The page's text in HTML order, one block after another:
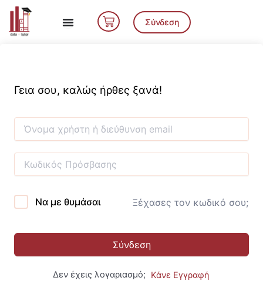
Μετάβαση
περιεχόμενο
Cart Σύνδεση
Γεια σου, καλώς ήρθες ξανά!
Να με θυμάσαι Ξέχασες τον κωδικό σου;
Σύνδεση
Δεν έχεις λογαριασμό; Κάνε Εγγραφή